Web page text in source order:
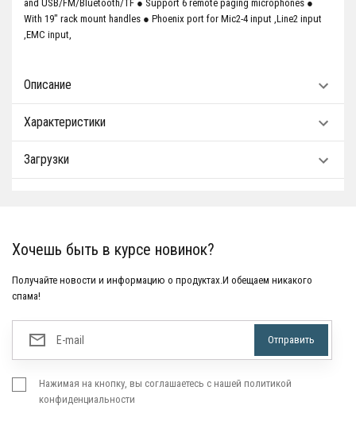
and USB/FM/Bluetooth/TF ● Support 6 remote paging microphones ●
With 19" rack mount handles ● Phoenix port for Mic2-4 input ,Line2 input
,EMC input,
Описание
Характеристики
Загрузки
Хочешь быть в курсе новинок?
Получайте новости и информацию о продуктах.И обещаем никакого
спама!
Нажимая на кнопку, вы соглашаетесь с нашей политикой
конфиденциальности